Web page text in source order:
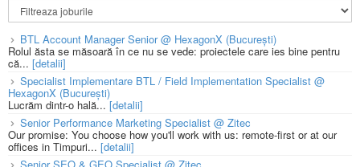
BTL Account Manager Senior @ HexagonX (București)
Rolul ăsta se măsoară în ce nu se vede: proiectele care ies bine pentru
că... [detalii]
Specialist Implementare BTL / Field Implementation Specialist @
HexagonX (București)
Lucrăm dintr-o hală...[detalii]
Senior Performance Marketing Specialist @ Zitec
Our promise: You choose how you'll work with us: remote-first or at our
offices in Timpuri... [detalii]